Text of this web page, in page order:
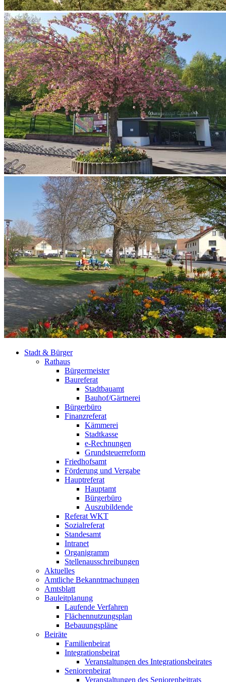
Stadt & Bürger
Rathaus
Bürgermeister
Baureferat
Stadtbauamt
Bauhof/Gärtnerei
Bürgerbüro
Finanzreferat
Kämmerei
Stadtkasse
e-Rechnungen
Grundsteuerreform
Friedhofsamt
Förderung und Vergabe
Hauptreferat
Hauptamt
Bürgerbüro
Auszubildende
Referat WKT
Sozialreferat
Standesamt
Intranet
Organigramm
Stellenausschreibungen
Aktuelles
Amtliche Bekanntmachungen
Amtsblatt
Bauleitplanung
Laufende Verfahren
Flächennutzungsplan
Bebauungspläne
Beiräte
Familienbeirat
Integrationsbeirat
Veranstaltungen des Integrationsbeirates
Seniorenbeirat
Veranstaltungen des Seniorenbeitrats